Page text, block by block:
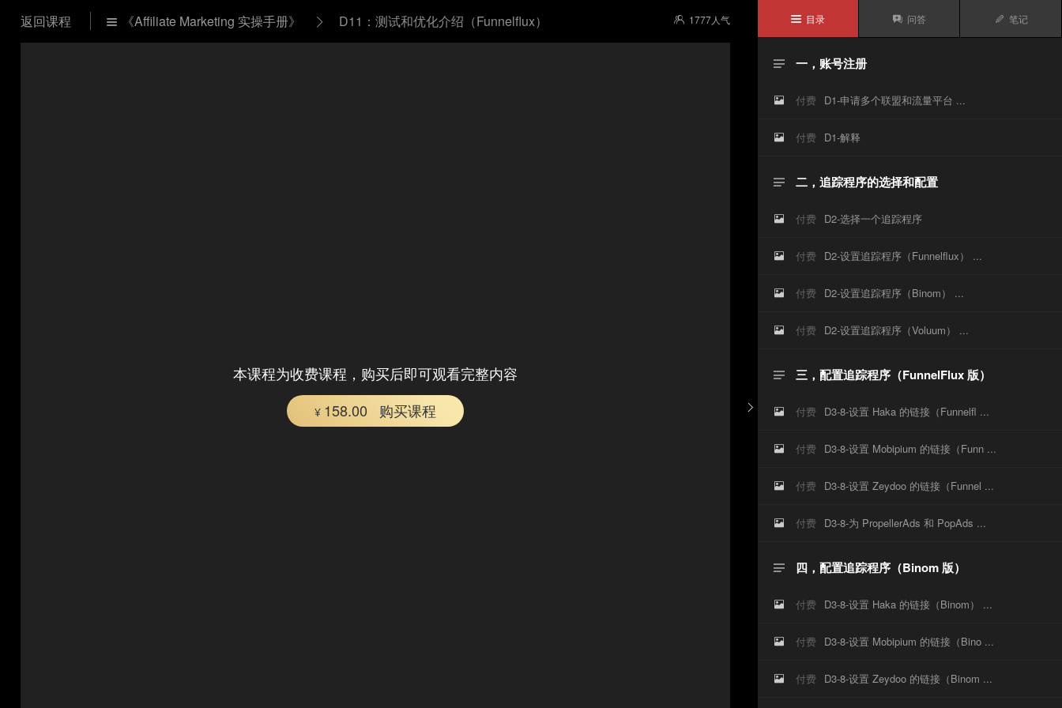
 1777人气
返回课程  《Affiliate Marketing 实操手册》  D11：测试和优化介绍（Funnelflux）
本课程为收费课程，购买后即可观看完整内容
¥ 158.00 购买课程 
 目录  问答  笔记
 一，账号注册
 付费 D1-申请多个联盟和流量平台 ...
 付费 D1-解释
 二，追踪程序的选择和配置
 付费 D2-选择一个追踪程序
 付费 D2-设置追踪程序（Funnelflux） ...
 付费 D2-设置追踪程序（Binom） ...
 付费 D2-设置追踪程序（Voluum） ...
 三，配置追踪程序（FunnelFlux 版）
 付费 D3-8-设置 Haka 的链接（Funnelfl ...
 付费 D3-8-设置 Mobipium 的链接（Funn ...
 付费 D3-8-设置 Zeydoo 的链接（Funnel ...
 付费 D3-8-为 PropellerAds 和 PopAds ...
 四，配置追踪程序（Binom 版）
 付费 D3-8-设置 Haka 的链接（Binom） ...
 付费 D3-8-设置 Mobipium 的链接（Bino ...
 付费 D3-8-设置 Zeydoo 的链接（Binom ...